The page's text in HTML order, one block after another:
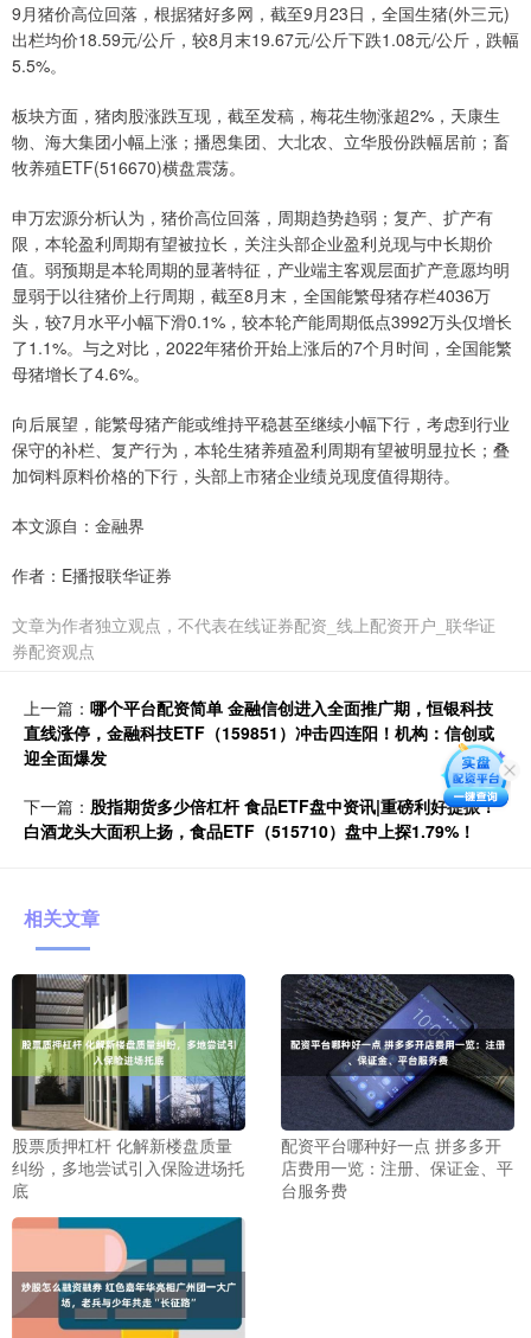
9月猪价高位回落，根据猪好多网，截至9月23日，全国生猪(外三元)
出栏均价18.59元/公斤，较8月末19.67元/公斤下跌1.08元/公斤，跌幅
5.5%。
板块方面，猪肉股涨跌互现，截至发稿，梅花生物涨超2%，天康生
物、海大集团小幅上涨；播恩集团、大北农、立华股份跌幅居前；畜
牧养殖ETF(516670)横盘震荡。
申万宏源分析认为，猪价高位回落，周期趋势趋弱；复产、扩产有
限，本轮盈利周期有望被拉长，关注头部企业盈利兑现与中长期价
值。弱预期是本轮周期的显著特征，产业端主客观层面扩产意愿均明
显弱于以往猪价上行周期，截至8月末，全国能繁母猪存栏4036万
头，较7月水平小幅下滑0.1%，较本轮产能周期低点3992万头仅增长
了1.1%。与之对比，2022年猪价开始上涨后的7个月时间，全国能繁
母猪增长了4.6%。
向后展望，能繁母猪产能或维持平稳甚至继续小幅下行，考虑到行业
保守的补栏、复产行为，本轮生猪养殖盈利周期有望被明显拉长；叠
加饲料原料价格的下行，头部上市猪企业绩兑现度值得期待。
本文源自：金融界
作者：E播报联华证券
文章为作者独立观点，不代表在线证券配资_线上配资开户_联华证
券配资观点
上一篇： 哪个平台配资简单 金融信创进入全面推广期，恒银科技
直线涨停，金融科技ETF（159851）冲击四连阳！机构：信创或
迎全面爆发
下一篇： 股指期货多少倍杠杆 食品ETF盘中资讯|重磅利好提振！
白酒龙头大面积上扬，食品ETF（515710）盘中上探1.79%！
相关文章
股票质押杠杆 化解新楼盘质量
纠纷，多地尝试引入保险进场托
底
配资平台哪种好一点 拼多多开
店费用一览：注册、保证金、平
台服务费